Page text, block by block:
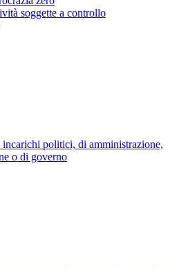
soggette a controllo
politici, di amministrazione,
o di governo